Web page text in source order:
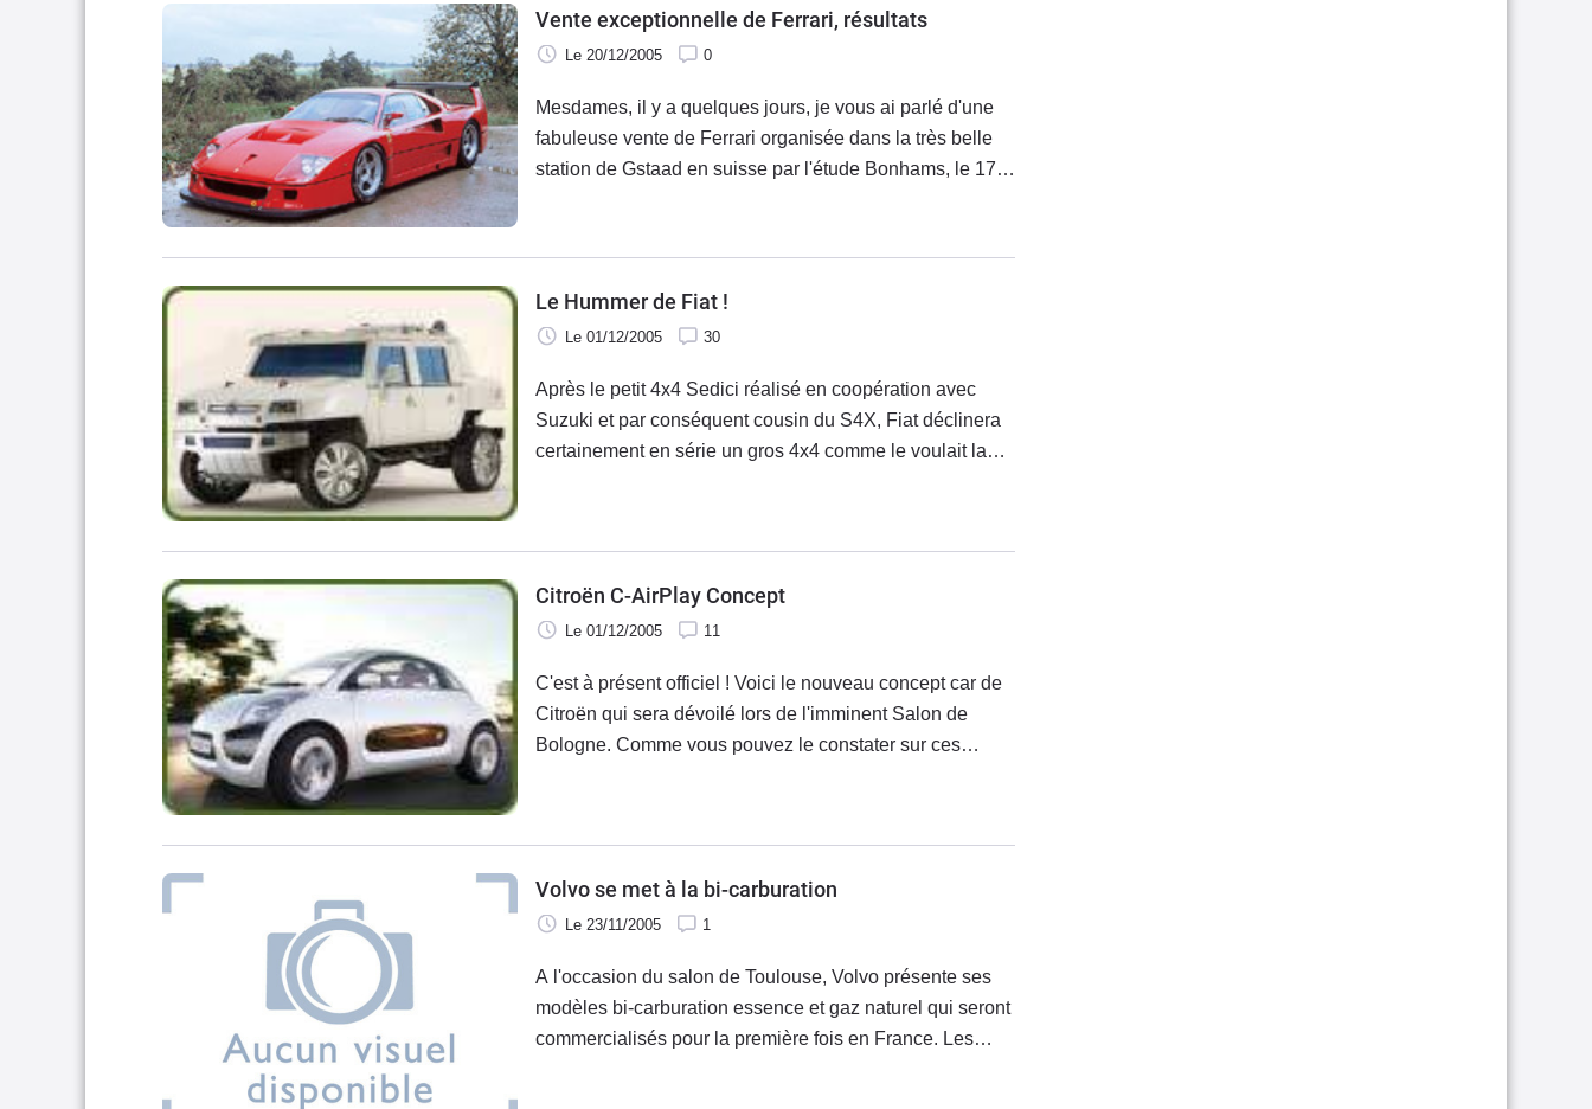
Vente exceptionnelle de Ferrari, résultats
Le 20/12/2005 0
Mesdames, il y a quelques jours, je vous ai parlé d'une
fabuleuse vente de Ferrari organisée dans la très belle
station de Gstaad en suisse par l'étude Bonhams, le 17
Le Hummer de Fiat !
Le 01/12/2005 30
Après le petit 4x4 Sedici réalisé en coopération avec
Suzuki et par conséquent cousin du S4X, Fiat déclinera
certainement en série un gros 4x4 comme le voulait la
Citroën C-AirPlay Concept
Le 01/12/2005 11
C'est à présent officiel ! Voici le nouveau concept car de
Citroën qui sera dévoilé lors de l'imminent Salon de
Bologne. Comme vous pouvez le constater sur ces
Volvo se met à la bi-carburation
Le 23/11/2005 1
A l'occasion du salon de Toulouse, Volvo présente ses
modèles bi-carburation essence et gaz naturel qui seront
commercialisés pour la première fois en France. Les